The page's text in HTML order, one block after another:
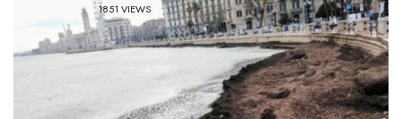
1851 VIEWS